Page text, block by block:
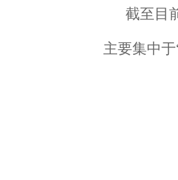
截至目
主要集中